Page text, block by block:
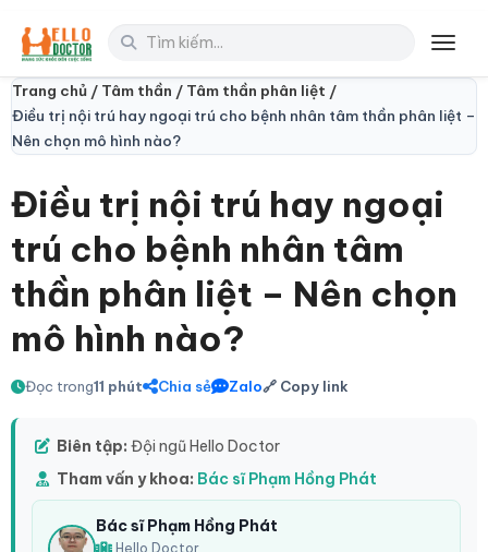
Trang chủ / Tâm thần / Tâm thần phân liệt /
Điều trị nội trú hay ngoại trú cho bệnh nhân tâm thần phân liệt –
Nên chọn mô hình nào?
Điều trị nội trú hay ngoại
trú cho bệnh nhân tâm
thần phân liệt – Nên chọn
mô hình nào?
Đọc trong11 phút Chia sẻ Zalo🔗 Copy link
Biên tập: Đội ngũ Hello Doctor
Tham vấn y khoa: Bác sĩ Phạm Hồng Phát
Bác sĩ Phạm Hồng Phát
Hello Doctor